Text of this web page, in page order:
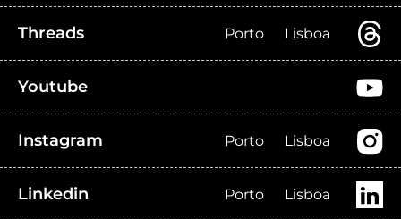
Threads Porto Lisboa
Youtube
Instagram Porto Lisboa
Linkedin Porto Lisboa